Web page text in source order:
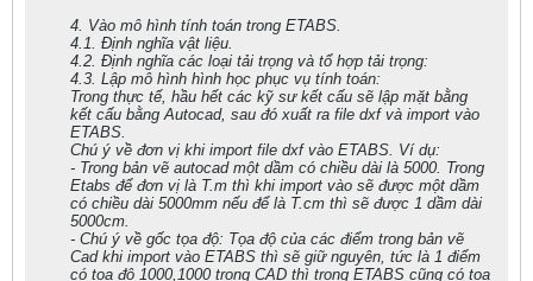
4. Vào mô hình tính toán trong ETABS.
4.1. Định nghĩa vật liệu.
4.2. Định nghĩa các loại tải trọng và tổ hợp tải trọng:
4.3. Lập mô hình hình học phục vụ tính toán:
Trong thực tế, hầu hết các kỹ sư kết cấu sẽ lập mặt bằng
kết cấu bằng Autocad, sau đó xuất ra file dxf và import vào
ETABS.
Chú ý về đơn vị khi import file dxf vào ETABS. Ví dụ:
- Trong bản vẽ autocad một dầm có chiều dài là 5000. Trong
Etabs để đơn vị là T.m thì khi import vào sẽ được một dầm
có chiều dài 5000mm nếu để là T.cm thì sẽ được 1 dầm dài
5000cm.
- Chú ý về gốc tọa độ: Tọa độ của các điểm trong bản vẽ
Cad khi import vào ETABS thì sẽ giữ nguyên, tức là 1 điểm
có tọa độ 1000,1000 trong CAD thì trong ETABS cũng có tọa